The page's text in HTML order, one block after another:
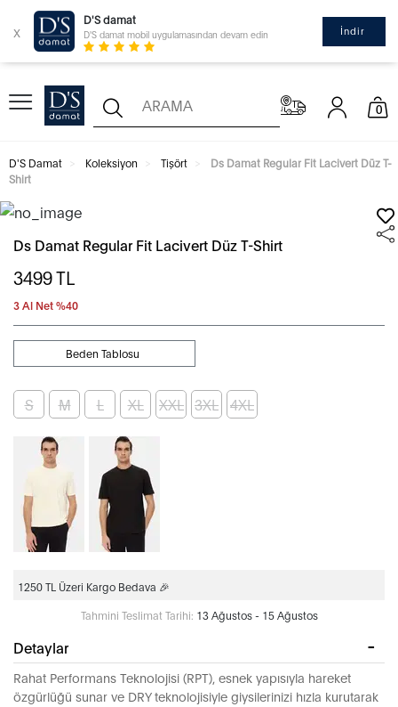
x
D'S damat
D'S damat mobil uygulamasından devam edin İndir
0
D'S Damat Koleksiyon Tişört
Ds Damat Regular Fit Lacivert Düz T-
Shirt
Ds Damat Regular Fit Lacivert Düz T-Shirt
3499TL
3 Al Net %40
Beden Tablosu
S M L XL XXL 3XL 4XL
1250 TL Üzeri Kargo Bedava 🎉
Tahmini Teslimat Tarihi: 13 Ağustos - 15 Ağustos
Detaylar
Rahat Performans Teknolojisi (RPT), esnek yapısıyla hareket
özgürlüğü sunar ve DRY teknolojisiyle giysilerinizi hızla kurutarak